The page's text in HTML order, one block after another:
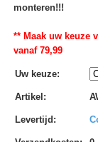
monteren!!!
** Maak uw keuze
vanaf 79,99
Uw keuze:
Artikel :
Levertijd :